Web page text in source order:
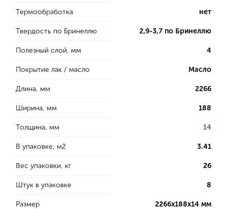
Термообработка нет
Твердость по Бринеллю 2,9-3,7 по Бринеллю
Полезный слой, мм 4
Покрытие лак / масло Масло
Длина, мм 2266
Ширина, мм 188
Толщина, мм 14
В упаковке, м2 3.41
Вес упаковки, кг 26
Штук в упаковке 8
Размер 2266х188х14 мм